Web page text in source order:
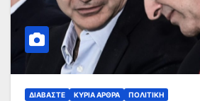
ΔΙΑΒΆΣΤΕ ΚΥΡΙΑ ΑΡΘΡΑ ΠΟΛΙΤΙΚΉ